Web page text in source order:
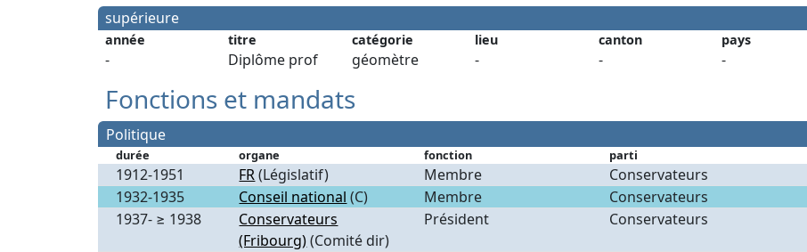
supérieure
année titre catégorie lieu canton pays
- Diplôme prof géomètre - - -
Fonctions et mandats
Politique
durée organe fonction parti
1912-1951 FR(Législatif) Membre
Conservateurs
1932-1935
Conseil national (C) Membre
Conservateurs
1937- ≥ 1938
Conservateurs
(Fribourg)(Comité dir)
Président Conservateurs